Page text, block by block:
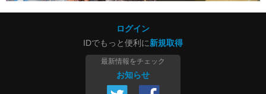
ログイン
IDでもっと便利に新規取得
最新情報をチェック
お知らせ